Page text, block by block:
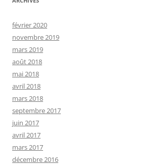
février 2020
novembre 2019
mars 2019
août 2018
mai 2018
avril 2018
mars 2018
septembre 2017
juin 2017
avril 2017
mars 2017
décembre 2016